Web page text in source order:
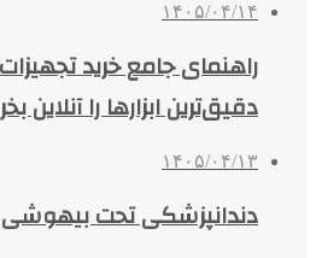
۱۴۰۵/۰۴/۱۴
راهنمای جامع خرید
دقیق‌ترین ابزارها را آنلاین
۱۴۰۵/۰۴/۱۳
دندانپزشکی تحت بیهوشی